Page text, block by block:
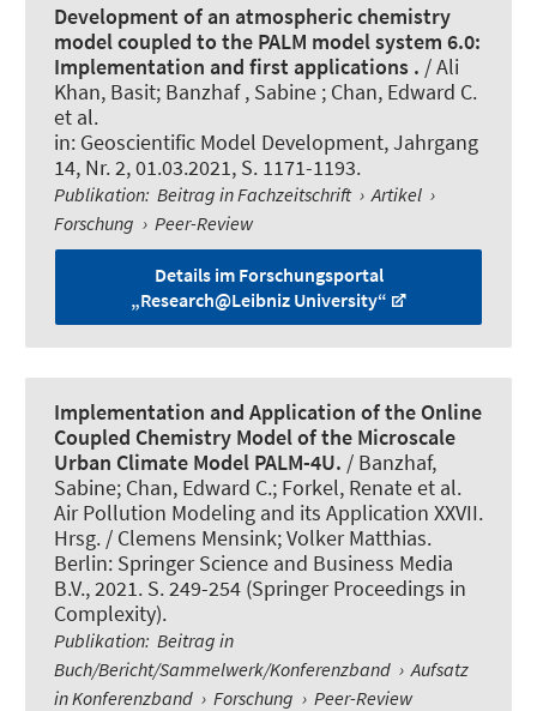
Development of an atmospheric chemistry
model coupled to the PALM model system 6.0:
Implementation and first applications . / Ali
Khan, Basit; Banzhaf , Sabine ; Chan, Edward C.
et al.
in: Geoscientific Model Development, Jahrgang
14, Nr. 2, 01.03.2021, S. 1171-1193.
Publikation: Beitrag in Fachzeitschrift › Artikel ›
Forschung › Peer-Review
Details im Forschungsportal
„Research@Leibniz University“
Implementation and Application of the Online
Coupled Chemistry Model of the Microscale
Urban Climate Model PALM-4U. / Banzhaf,
Sabine; Chan, Edward C.; Forkel, Renate et al.
Air Pollution Modeling and its Application XXVII.
Hrsg. / Clemens Mensink; Volker Matthias.
Berlin: Springer Science and Business Media
B.V., 2021. S. 249-254 (Springer Proceedings in
Complexity).
Publikation: Beitrag in
Buch/Bericht/Sammelwerk/Konferenzband › Aufsatz
in Konferenzband › Forschung › Peer-Review